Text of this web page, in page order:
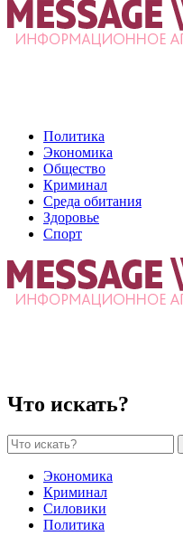
Политика
Экономика
Общество
Криминал
Среда обитания
Здоровье
Спорт
Что искать?
Экономика
Криминал
Силовики
Политика